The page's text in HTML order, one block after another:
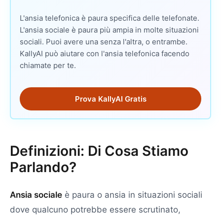
L'ansia telefonica è paura specifica delle telefonate.
L'ansia sociale è paura più ampia in molte situazioni
sociali. Puoi avere una senza l'altra, o entrambe.
KallyAI può aiutare con l'ansia telefonica facendo
chiamate per te.
Prova KallyAI Gratis
Definizioni: Di Cosa Stiamo
Parlando?
Ansia sociale è paura o ansia in situazioni sociali
dove qualcuno potrebbe essere scrutinato,